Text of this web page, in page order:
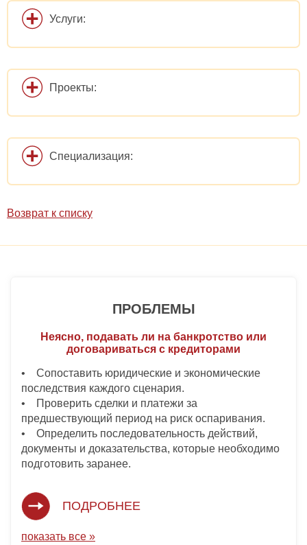
Услуги:
Проекты:
Специализация:
Возврат к списку
ПРОБЛЕМЫ
Неясно, подавать ли на банкротство или
договариваться с кредиторами
• Сопоставить юридические и экономические
последствия каждого сценария.
• Проверить сделки и платежи за
предшествующий период на риск оспаривания.
• Определить последовательность действий,
документы и доказательства, которые необходимо
подготовить заранее.
ПОДРОБНЕЕ
показать все »